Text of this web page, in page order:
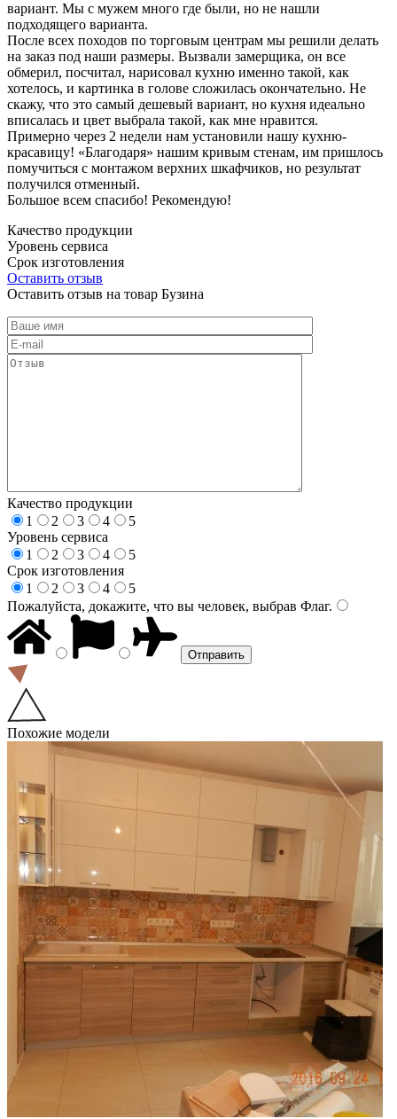
вариант. Мы с мужем много где были, но не нашли
подходящего варианта.
После всех походов по торговым центрам мы решили делать
на заказ под наши размеры. Вызвали замерщика, он все
обмерил, посчитал, нарисовал кухню именно такой, как
хотелось, и картинка в голове сложилась окончательно. Не
скажу, что это самый дешевый вариант, но кухня идеально
вписалась и цвет выбрала такой, как мне нравится.
Примерно через 2 недели нам установили нашу кухню-
красавицу! «Благодаря» нашим кривым стенам, им пришлось
помучиться с монтажом верхних шкафчиков, но результат
получился отменный.
Большое всем спасибо! Рекомендую!
Качество продукции
Уровень сервиса
Срок изготовления
Оставить отзыв
Оставить отзыв на товар Бузина
Качество продукции
1
2 3 4
5
Уровень сервиса
1
2 3 4
5
Срок изготовления
1
2 3 4
5
Пожалуйста, докажите, что вы человек, выбрав Флаг.
Похожие модели